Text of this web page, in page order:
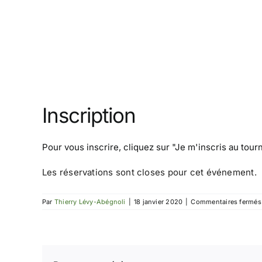
Inscription
Pour vous inscrire, cliquez sur "Je m'inscris au
Les réservations sont closes pour cet événement.
Par Thierry Lévy-Abégnoli 18 janvier 2020 Commentaires fermés